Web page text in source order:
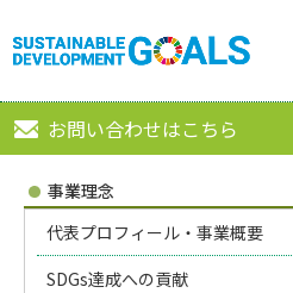
お問い合わせはこちら
事業理念
代表プロフィール・事業概要
SDGs達成への貢献